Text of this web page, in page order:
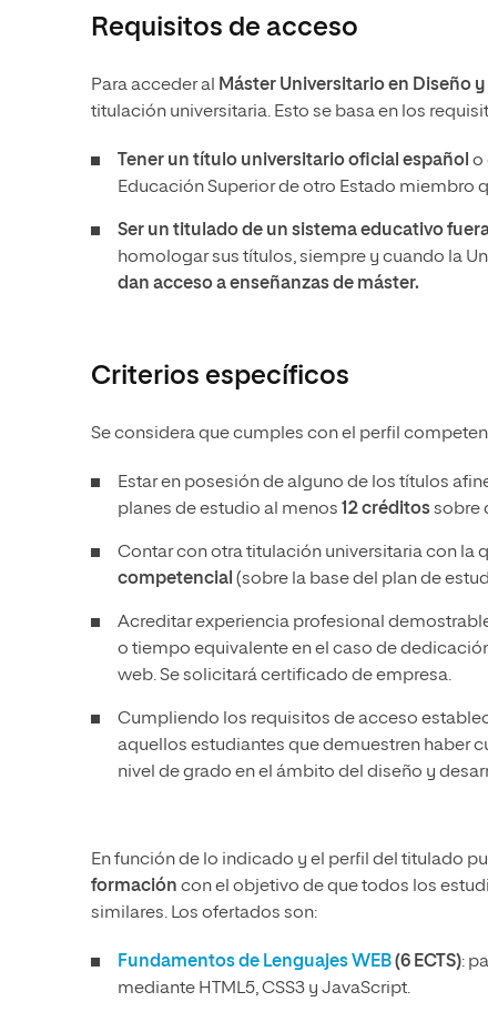
Requisitos de acceso
Para acceder al Máster Universitario en Diseño
titulación universitaria. Esto se basa en los
Tener un título universitario oficial español o
Educación Superior de otro Estado miembro
Ser un titulado de un sistema educativo
homologar sus títulos, siempre y cuando la
dan acceso a enseñanzas de máster.
Criterios específicos
Se considera que cumples con el perfil
Estar en posesión de alguno de los títulos
planes de estudio al menos 12 créditossobre
Contar con otra titulación universitaria con la
competencial (sobre la base del plan de
Acreditar experiencia profesional
o tiempo equivalente en el caso de
web. Se solicitará certificado de empresa.
Cumpliendo los requisitos de acceso
aquellos estudiantes que demuestren haber
nivel de grado en el ámbito del diseño y
En función de lo indicado y el perfil del titulado
formación con el objetivo de que todos los
similares. Los ofertados son:
Fundamentos de Lenguajes WEB(6 ECTS):
mediante HTML5, CSS3 y JavaScript.